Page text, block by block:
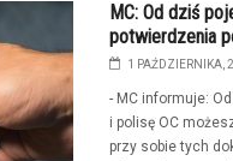
MC: Od dziś
potwierdzenia
1 PAŹDZIERNIKA,
- MC informuje:
i polisę OC
przy sobie tych